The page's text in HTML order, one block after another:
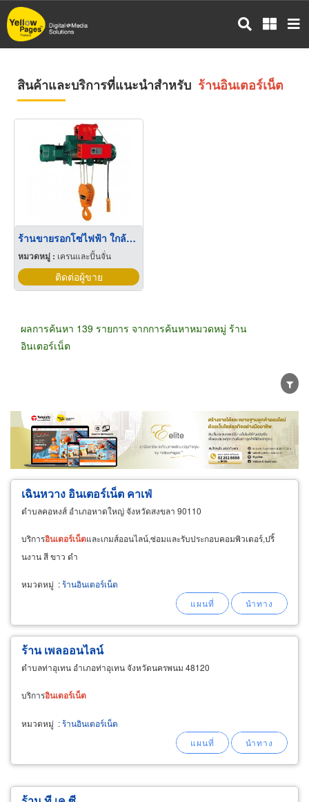
ข้าม
ไป
สินค้าและบริการที่แนะนำสำหรับ ร้านอินเตอร์เน็ต
ร้านขายรอกโซ่ไฟฟ้า ใกล้ฉัน
หมวดหมู่ : เครนและปั้นจั่น
ติดต่อผู้ขาย
ผลการค้นหา 139 รายการ จากการค้นหาหมวดหมู่ ร้าน
อินเตอร์เน็ต
ขายส่ง ขายปลีก ผู้ผลิต
ตัวแทนจัดจำหน่าย
ผู้ส่งออก/นำเข้า
ธุรกิจบริการ
เฉินหวาง อินเตอร์เน็ต คาเฟ่
ตำบลคอหงส์ อำเภอหาดใหญ่ จังหวัดสงขลา 90110
บริการอินเตอร์เน็ตและเกมส์ออนไลน์,ซ่อมและรับประกอบคอมพิวเตอร์,ปริ้
นงาน สี ขาว ดำ
หมวดหมู่ :ร้านอินเตอร์เน็ต
ร้าน เพลออนไลน์
ตำบลท่าอุเทน อำเภอท่าอุเทน จังหวัดนครพนม 48120
บริการอินเตอร์เน็ต
หมวดหมู่ :ร้านอินเตอร์เน็ต